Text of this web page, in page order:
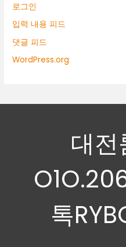
로그인
입력 내용 피드
댓글 피드
WordPress.org
대
톡